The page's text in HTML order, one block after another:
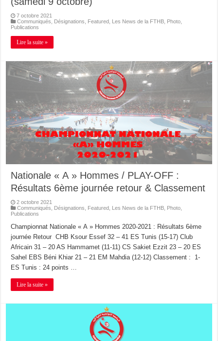
7 octobre 2021
Communiqués
Désignations Featured Les News de la FTHB Photo
Publications
Lire la suite »
Nationale « A » Hommes / PLAY-OFF :
Résultats 6ème journée retour & Classement
2 octobre 2021
Communiqués
Désignations Featured Les News de la FTHB Photo
Publications
Championnat Nationale « A » Hommes 2020-2021 : Résultats 6ème
journée Retour CHB Ksour Essef 32 – 41 ES Tunis (15-17) Club
Africain 31 – 20 AS Hammamet (11-11) CS Sakiet Ezzit 23 – 20 ES
Sahel EBS Béni Khiar 21 – 21 EM Mahdia (12-12) Classement : 1-
ES Tunis : 24 points …
Lire la suite »